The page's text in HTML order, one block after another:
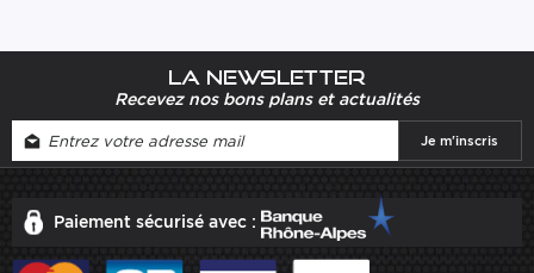
La newsletter
Recevez nos bons plans et actualités
Paiement sécurisé avec :